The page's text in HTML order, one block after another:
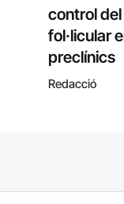
control
fol·licular
preclínics
Redacció